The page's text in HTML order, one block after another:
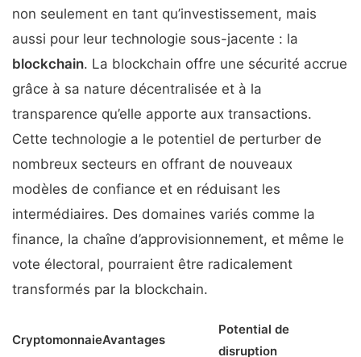
non seulement en tant qu’investissement, mais
aussi pour leur technologie sous-jacente : la
blockchain. La blockchain offre une sécurité accrue
grâce à sa nature décentralisée et à la
transparence qu’elle apporte aux transactions.
Cette technologie a le potentiel de perturber de
nombreux secteurs en offrant de nouveaux
modèles de confiance et en réduisant les
intermédiaires. Des domaines variés comme la
finance, la chaîne d’approvisionnement, et même le
vote électoral, pourraient être radicalement
transformés par la blockchain.
CryptomonnaieAvantages
Potential de
disruption